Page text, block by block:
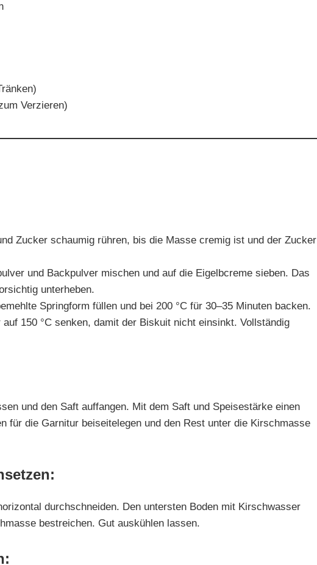
Verzieren)
Zucker schaumig rühren, bis die Masse cremig ist und der Zucker
und Backpulver mischen und auf die Eigelbcreme sieben. Das
unterheben.
Springform füllen und bei 200 °C für 30–35 Minuten backen.
auf 150 °C senken, damit der Biskuit nicht einsinkt. Vollständig
und den Saft auffangen. Mit dem Saft und Speisestärke einen
für die Garnitur beiseitelegen und den Rest unter die Kirschmasse
durchschneiden. Den untersten Boden mit Kirschwasser
bestreichen. Gut auskühlen lassen.